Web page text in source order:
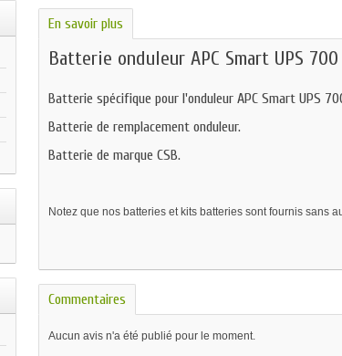
En savoir plus
Batterie onduleur APC Smart UPS
Batterie spécifique pour l'onduleur APC Smart UPS
Batterie de remplacement onduleur.
Batterie de marque CSB.
Notez que nos batteries et kits batteries sont fournis sans
Commentaires
Aucun avis n'a été publié pour le moment.